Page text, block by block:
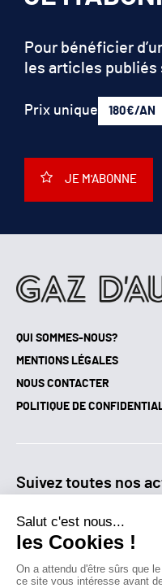
QUI SOMMES-NOUS?
MENTIONS LÉGALES
NOUS CONTACTER
POLITIQUE DE
Suivez toutes nos
Pour bénéficier
les articles publiés
Prix unique 180€/AN
JE M'ABONNE